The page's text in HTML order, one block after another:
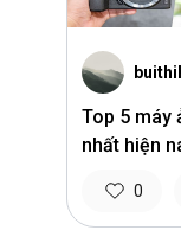
Top 5 máy
nhất hiện
0